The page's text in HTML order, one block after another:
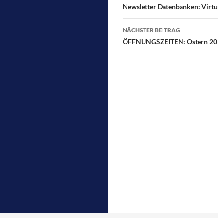
k
Newsletter Datenbanken:
NÄCHSTER BEITRAG
ÖFFNUNGSZEITEN: Ostern